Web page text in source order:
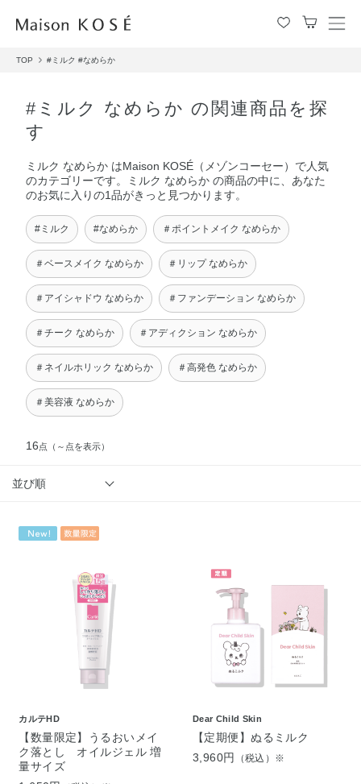
メ
TOP #ミルク #なめらか
#ミルク なめらか の関連商品を探
す
ミルク なめらか はMaison KOSÉ（メゾンコーセー）で人気
のカテゴリーです。ミルク なめらか の商品の中に、あなた
のお気に入りの1品がきっと見つかります。
#ミルク #なめらか ＃ポイントメイク なめらか
＃ベースメイク なめらか ＃リップ なめらか
＃アイシャドウ なめらか ＃ファンデーション なめらか
＃チーク なめらか ＃アディクション なめらか
＃ネイルホリック なめらか ＃高発色 なめらか
＃美容液 なめらか
16点 （～点を表示）
並び順
カルテHD
【数量限定】うるおいメイ
ク落とし オイルジェル 増
量サイズ
Dear Child Skin
【定期便】ぬるミルク
3,960円
（税込）※